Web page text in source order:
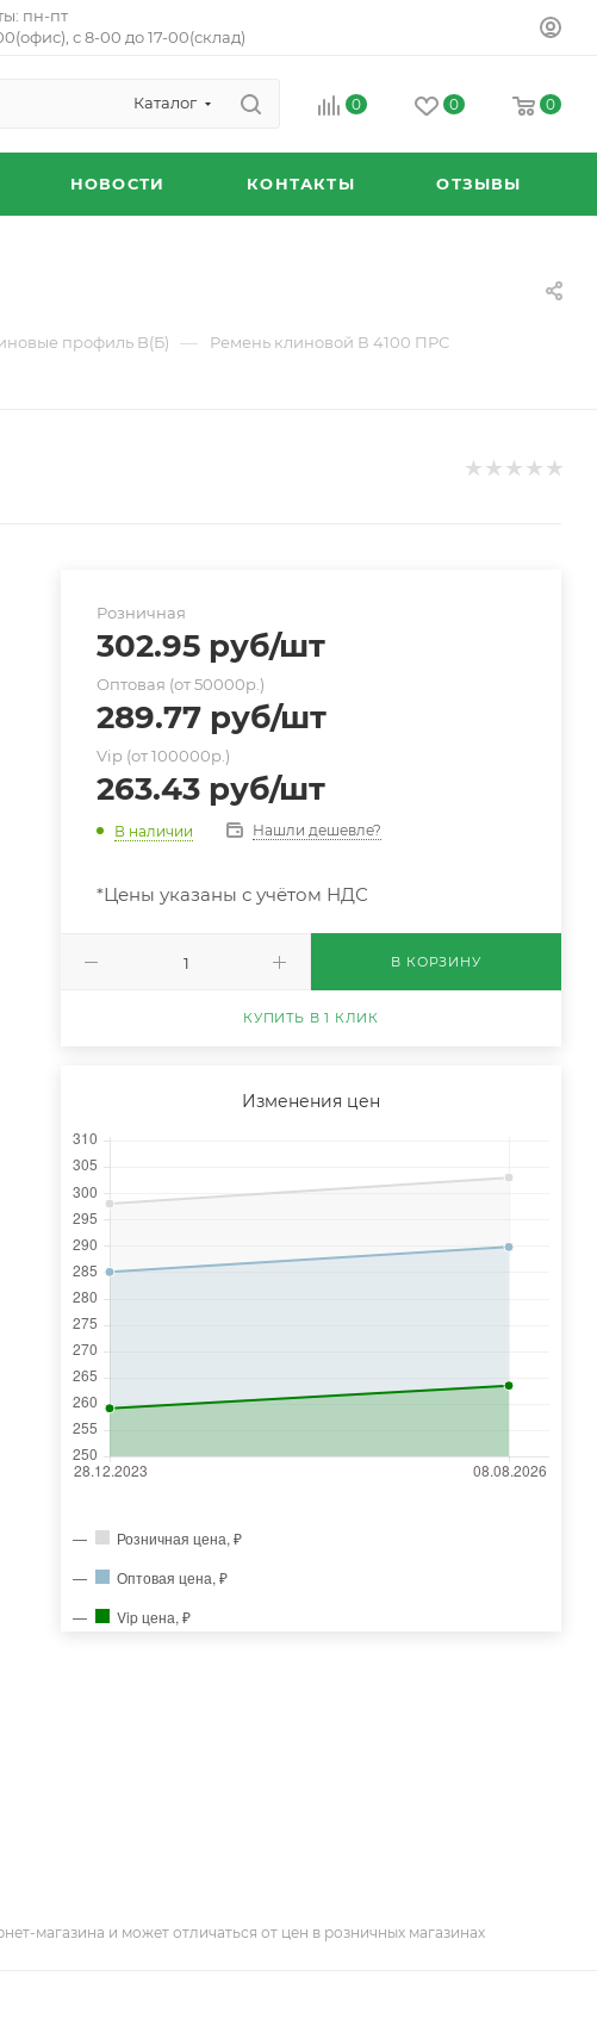
пн-пт
с 8-00 до 17-00(склад)
Каталог 0 0 0
НОВОСТИ КОНТАКТЫ ОТЗЫВЫ
профиль B(Б) — Ремень клиновой В 4100 ПРС
Розничная
302.95 руб/шт
Оптовая (от 50000р.)
289.77 руб/шт
Vip (от 100000р.)
263.43 руб/шт
В наличии Нашли дешевле?
*Цены указаны с учётом НДС
В КОРЗИНУ
КУПИТЬ В 1 КЛИК
Изменения цен
Розничная цена, ₽
Оптовая цена, ₽
Vip цена, ₽
магазина и может отличаться от цен в розничных магазинах